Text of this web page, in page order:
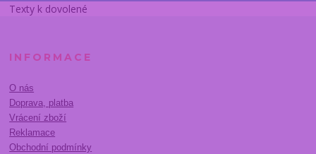
Texty k dovolené
INFORMACE
O nás
Doprava, platba
Vrácení zboží
Reklamace
Obchodní podmínky